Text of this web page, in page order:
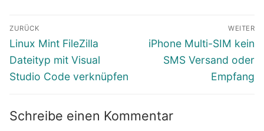
Beitragsnavigation
ZURÜCK
Vorheriger
Beitrag:
Linux Mint FileZilla
Dateityp mit Visual
Studio Code verknüpfen
WEITER
Nächster
Beitrag:
iPhone Multi-SIM kein
SMS Versand oder
Empfang
Schreibe einen Kommentar